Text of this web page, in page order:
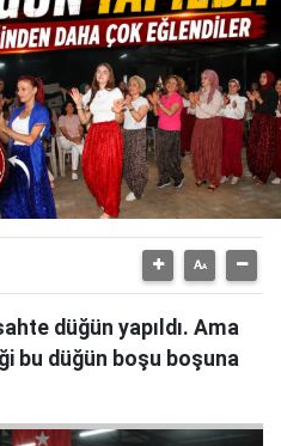
düğün yapıldı. Ama
bu düğün boşu boşuna